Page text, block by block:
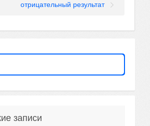
отрицательный результат
записи